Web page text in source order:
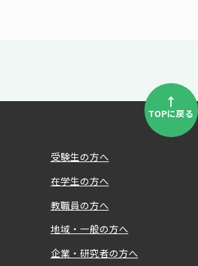
↑
TOPに戻る
受験生の方へ
在学生の方へ
教職員の方へ
地域・一般の方へ
企業・研究者の方へ